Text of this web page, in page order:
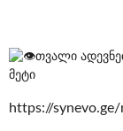
თვალი
მეტი
https://